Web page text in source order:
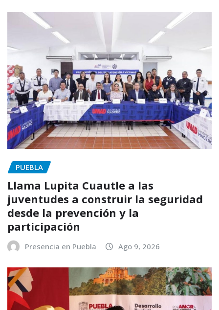
PUEBLA
Llama Lupita Cuautle a las
juventudes a construir la seguridad
desde la prevención y la
participación
Presencia en Puebla Ago 9, 2026